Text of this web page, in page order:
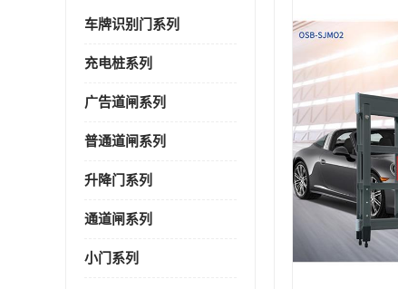
车牌识别门系列
充电桩系列
广告道闸系列
普通道闸系列
升降门系列
通道闸系列
小门系列